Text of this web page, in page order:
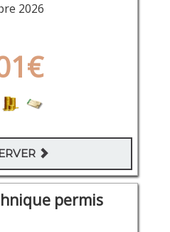
2026
permis